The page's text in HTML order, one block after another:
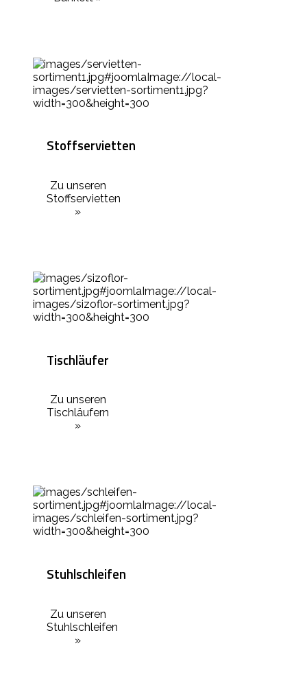
Stoffservietten
Zu unseren
Stoffservietten
»
Tischläufer
Zu unseren
Tischläufern
»
Stuhlschleifen
Zu unseren
Stuhlschleifen
»